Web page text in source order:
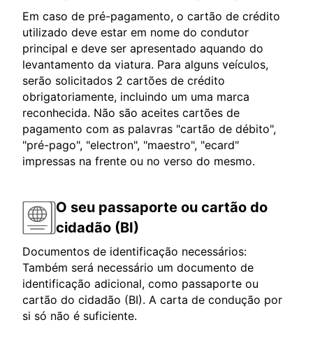
Em caso de pré-pagamento, o cartão de crédito
utilizado deve estar em nome do condutor
principal e deve ser apresentado aquando do
levantamento da viatura. Para alguns veículos,
serão solicitados 2 cartões de crédito
obrigatoriamente, incluindo um uma marca
reconhecida. Não são aceites cartões de
pagamento com as palavras "cartão de débito",
"pré-pago", "electron", "maestro", "ecard"
impressas na frente ou no verso do mesmo.
O seu passaporte ou cartão do
cidadão (BI)
Documentos de identificação necessários:
Também será necessário um documento de
identificação adicional, como passaporte ou
cartão do cidadão (BI). A carta de condução por
si só não é suficiente.